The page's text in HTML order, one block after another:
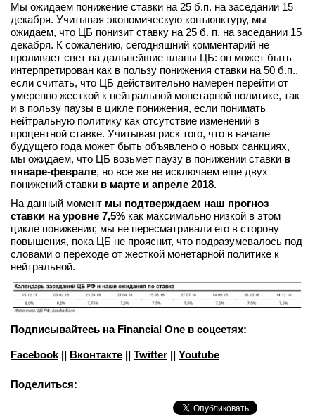
Мы ожидаем понижение ставки на 25 б.п. на заседании 15
декабря. Учитывая экономическую конъюнктуру, мы
ожидаем, что ЦБ понизит ставку на 25 б. п. на заседании 15
декабря. К сожалению, сегодняшний комментарий не
проливает свет на дальнейшие планы ЦБ: он может быть
интерпретирован как в пользу понижения ставки на 50 б.п.,
если считать, что ЦБ действительно намерен перейти от
умеренно жесткой к нейтральной монетарной политике, так
и в пользу паузы в цикле понижения, если понимать
нейтральную политику как отсутствие изменений в
процентной ставке. Учитывая риск того, что в начале
будущего года может быть объявлено о новых санкциях,
мы ожидаем, что ЦБ возьмет паузу в понижении ставки в
январе-феврале, но все же не исключаем еще двух
понижений ставки в марте и апреле 2018.
На данный момент мы подтверждаем наш прогноз
ставки на уровне 7,5% как максимально низкой в этом
цикле понижения; мы не пересматривали его в сторону
повышения, пока ЦБ не прояснит, что подразумевалось под
словами о переходе от жесткой монетарной политике к
нейтральной.
Подписывайтесь на Financial One в соцсетях:
Facebook || Вконтакте || Twitter || Youtube
Поделиться: